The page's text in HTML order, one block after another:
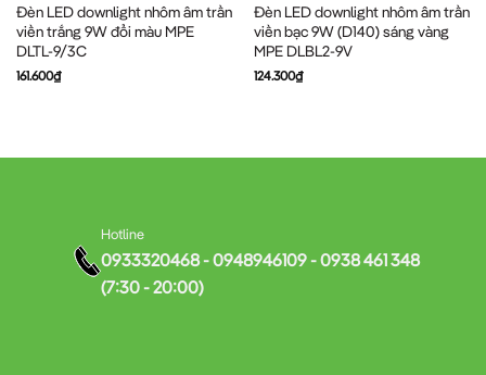
Đèn LED downlight nhôm âm trần
viền trắng 9W đổi màu MPE
DLTL-9/3C
161.600₫
Đèn LED downlight nhôm âm trần
viền bạc 9W (D140) sáng vàng
MPE DLBL2-9V
124.300₫
Hotline
0933320468 - 0948946109 - 0938 461 348
(7:30 - 20:00)